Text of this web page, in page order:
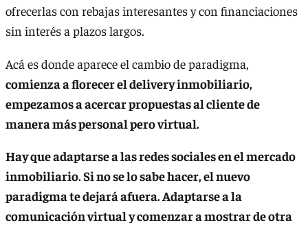
ofrecerlas con rebajas interesantes y con financiaciones
sin interés a plazos largos.
Acá es donde aparece el cambio de paradigma,
comienza a florecer el delivery inmobiliario,
empezamos a acercar propuestas al cliente de
manera más personal pero virtual.
Hay que adaptarse a las redes sociales en el mercado
inmobiliario. Si no se lo sabe hacer, el nuevo
paradigma te dejará afuera. Adaptarse a la
comunicación virtual y comenzar a mostrar de otra